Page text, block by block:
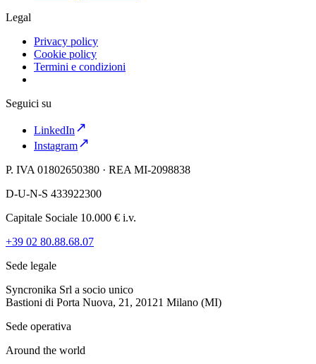
Legal
Privacy policy
Cookie policy
Termini e condizioni
Seguici su
LinkedIn
Instagram
P. IVA 01802650380 · REA MI-2098838
D-U-N-S 433922300
Capitale Sociale 10.000 € i.v.
+39 02 80.88.68.07
Sede legale
Syncronika Srl a socio unico
Bastioni di Porta Nuova, 21, 20121 Milano (MI)
Sede operativa
Around the world